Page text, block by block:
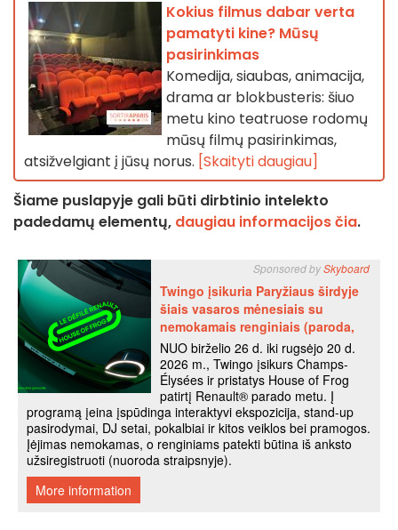
Kokius filmus dabar verta
pamatyti kine? Mūsų
pasirinkimas
Komedija, siaubas, animacija,
drama ar blokbusteris: šiuo
metu kino teatruose rodomų
mūsų filmų pasirinkimas,
atsižvelgiant į jūsų norus. [Skaityti daugiau]
Šiame puslapyje gali būti dirbtinio intelekto
padedamų elementų, daugiau informacijos čia.